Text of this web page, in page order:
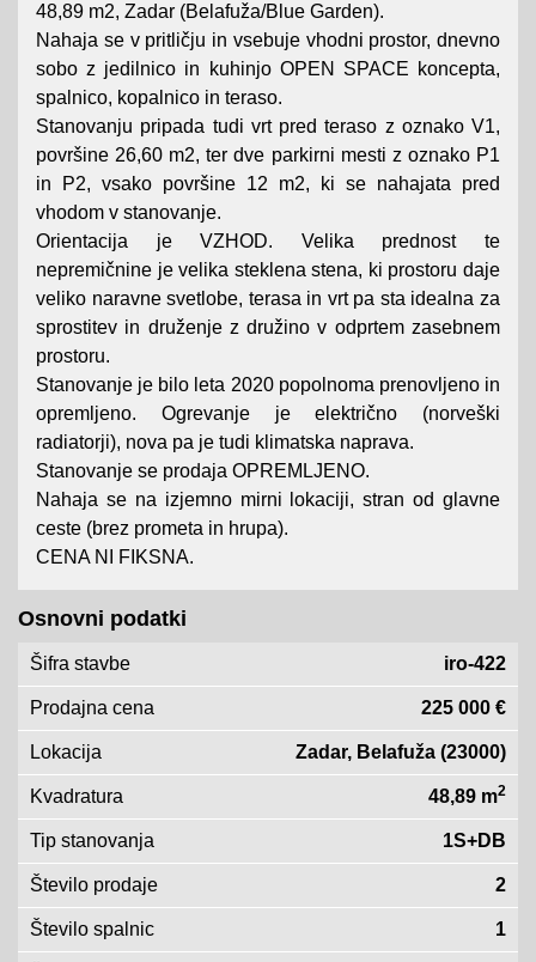
48,89 m2, Zadar (Belafuža/Blue Garden).
Nahaja se v pritličju in vsebuje vhodni prostor, dnevno
sobo z jedilnico in kuhinjo OPEN SPACE koncepta,
spalnico, kopalnico in teraso.
Stanovanju pripada tudi vrt pred teraso z oznako V1,
površine 26,60 m2, ter dve parkirni mesti z oznako P1
in P2, vsako površine 12 m2, ki se nahajata pred
vhodom v stanovanje.
Orientacija je VZHOD. Velika prednost te
nepremičnine je velika steklena stena, ki prostoru daje
veliko naravne svetlobe, terasa in vrt pa sta idealna za
sprostitev in druženje z družino v odprtem zasebnem
prostoru.
Stanovanje je bilo leta 2020 popolnoma prenovljeno in
opremljeno. Ogrevanje je električno (norveški
radiatorji), nova pa je tudi klimatska naprava.
Stanovanje se prodaja OPREMLJENO.
Nahaja se na izjemno mirni lokaciji, stran od glavne
ceste (brez prometa in hrupa).
CENA NI FIKSNA.
Osnovni podatki
Šifra stavbe iro-422
Prodajna cena 225 000 €
Lokacija Zadar, Belafuža (23000)
Kvadratura 48,89 m2
Tip stanovanja 1S+DB
Število prodaje 2
Število spalnic 1